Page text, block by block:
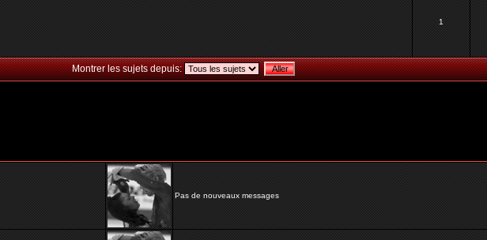
1
Montrer les sujets depuis:
Pas de nouveaux messages